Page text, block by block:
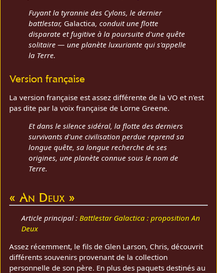
Fuyant la tyrannie des Cylons, le dernier
battlestar, Galactica, conduit une flotte
disparate et fugitive à la poursuite d'une quête
solitaire — une planète luxuriante qui s'appelle
la Terre.
Version française
La version française est assez différente de la VO et n'est
pas dite par la voix française de Lorne Greene.
Et dans le silence sidéral, la flotte des derniers
survivants d'une civilisation perdue reprend sa
longue quête, sa longue recherche de ses
origines, une planète connue sous le nom de
Terre.
« An Deux »
Article principal : Battlestar Galactica : proposition An
Deux
Assez récemment, le fils de Glen Larson, Chris, découvrit
différents souvenirs provenant de la collection
personnelle de son père. En plus des paquets destinés au